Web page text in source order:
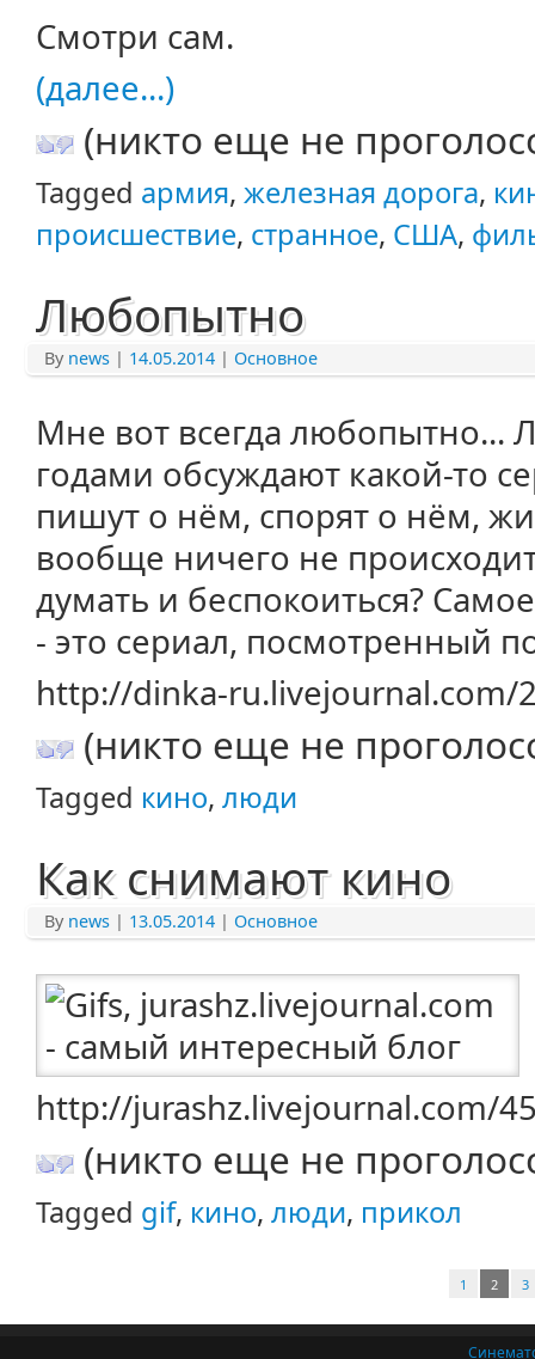
Смотри сам.
(далее...)
(никто еще не
Tagged армия, железная дорога,
происшествие, странное, США,
Любопытно
By news | 14.05.2014 | Основное
Мне вот всегда любопытно...
годами обсуждают какой-то
пишут о нём, спорят о нём,
вообще ничего не
думать и беспокоиться?
- это сериал, посмотренный
http://dinka-ru.livejournal.com/
(никто еще не
Tagged кино, люди
Как снимают кино
By news | 13.05.2014 | Основное
http://jurashz.livejournal.com/
(никто еще не
Tagged gif, кино, люди, прикол
1 2 3